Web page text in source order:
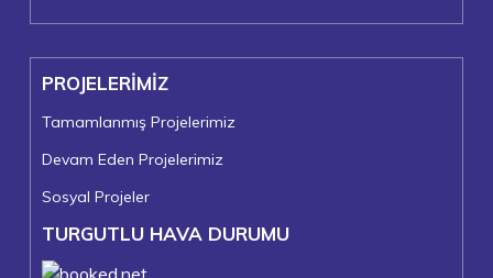
PROJELERİMİZ
Tamamlanmış Projelerimiz
Devam Eden Projelerimiz
Sosyal Projeler
TURGUTLU HAVA DURUMU